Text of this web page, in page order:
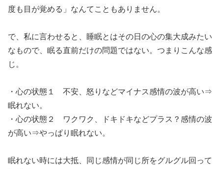
度も目が覚める」なんてこともありません。
で、私に言わせると、睡眠とはその日の心の集大成みたい
なもので、眠る直前だけの問題ではない。つまりこんな感
じ。
・心の状態１ 不安、怒りなどマイナス感情の波が高い⇒
眠れない。
・心の状態２ ワクワク、ドキドキなどプラス？感情の波
が高い⇒やっぱり眠れない。
眠れない時には大抵、同じ感情が同じ所をグルグル回って